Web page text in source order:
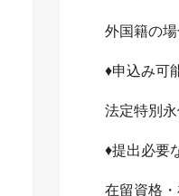
外国籍の
♦申込み可
法定特別
♦提出必要
在留資格